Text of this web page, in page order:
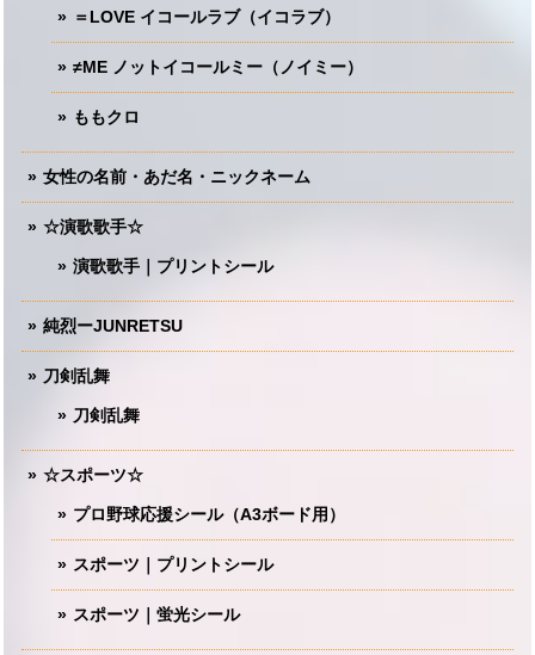
＝LOVE イコールラブ（イコラブ）
≠ME ノットイコールミー（ノイミー）
ももクロ
女性の名前・あだ名・ニックネーム
☆演歌歌手☆
演歌歌手｜プリントシール
純烈ーJUNRETSU
刀剣乱舞
刀剣乱舞
☆スポーツ☆
プロ野球応援シール（A3ボード用）
スポーツ｜プリントシール
スポーツ｜蛍光シール